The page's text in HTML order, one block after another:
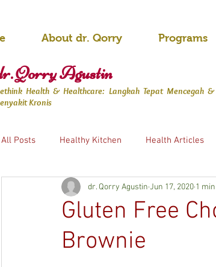
About dr. Qorry Programs
Qorry Agustin
Health & Healthcare: Langkah Tepat Mencegah
Kronis
All Posts Healthy Kitchen Health Articles
Gluten Free
Brownie
dr. Qorry Agustin Jun 17, 2020 1